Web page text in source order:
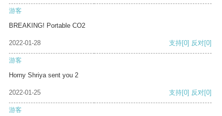
游客
BREAKING! Portable CO2
2022-01-28 支持[0] 反对[0]
游客
Horny Shriya sent you 2
2022-01-25 支持[0] 反对[0]
游客